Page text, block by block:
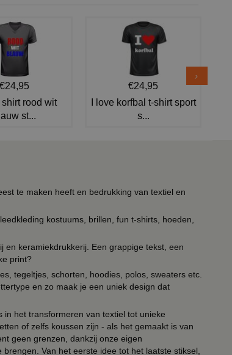
€24,95
shirt rood wit
st...
€24,95
I love korfbal t-shirt sport
s...
te maken heeft en bedrukking van textiel en
kostuums, brillen, fun t-shirts, hoeden,
en keramiekdrukkerij. Een grappige tekst, een
print?
tegeltjes, schorten, hoodies, polos, sweaters etc.
en zo maak je een uniek design dat
het transformeren van textiel tot unieke
of zelfs koussen zijn - als het gemaakt is van
geen grenzen, dankzij onze eigen
Van het eerste idee tot het laatste stiksel,